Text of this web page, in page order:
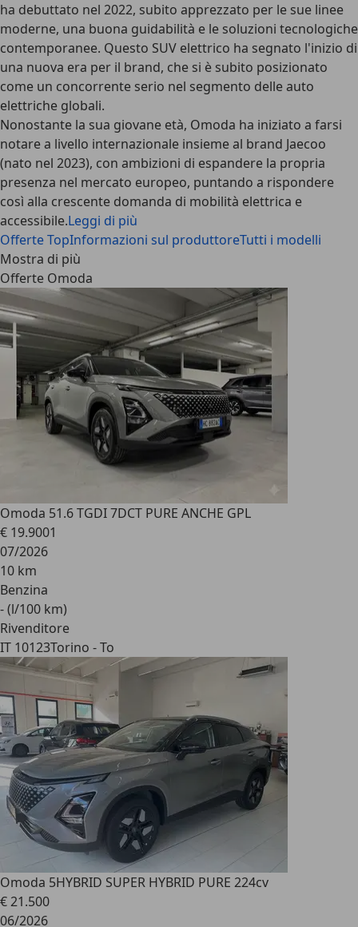
ha debuttato nel 2022, subito apprezzato per le sue linee
moderne, una buona guidabilità e le soluzioni tecnologiche
contemporanee. Questo SUV elettrico ha segnato l'inizio di
una nuova era per il brand, che si è subito posizionato
come un concorrente serio nel segmento delle auto
elettriche globali.
Nonostante la sua giovane età, Omoda ha iniziato a farsi
notare a livello internazionale insieme al brand Jaecoo
(nato nel 2023), con ambizioni di espandere la propria
presenza nel mercato europeo, puntando a rispondere
così alla crescente domanda di mobilità elettrica e
accessibile.Leggi di più
Offerte TopInformazioni sul produttoreTutti i modelli
Mostra di più
Offerte Omoda
Omoda 51.6 TGDI 7DCT PURE ANCHE GPL
€ 19.9001
07/2026
10 km
Benzina
- (l/100 km)
Rivenditore
IT 10123Torino - To
Omoda 5HYBRID SUPER HYBRID PURE 224cv
€ 21.500
06/2026